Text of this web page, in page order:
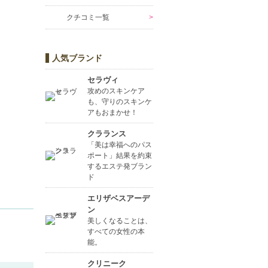
クチコミ一覧
人気ブランド
セラヴィ
攻めのスキンケア
も、守りのスキンケ
アもおまかせ！
クラランス
「美は幸福へのパス
ポート」結果を約束
するエステ発ブラン
ド
エリザベスアーデ
ン
美しくなることは、
すべての女性の本
能。
クリニーク